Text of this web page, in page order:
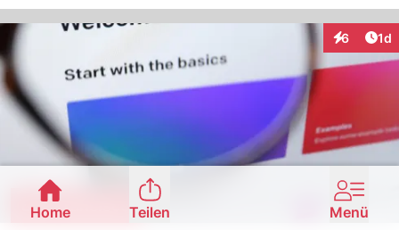
6 1d
San Francisco
Home Teilen Menü